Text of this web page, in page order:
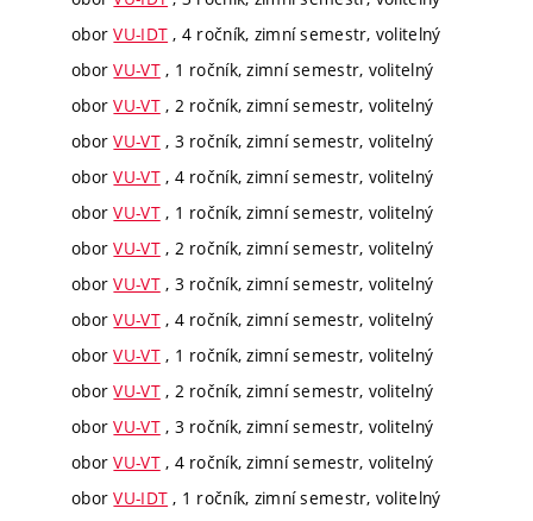
oborVU-IDT , 4 ročník, zimní semestr, volitelný
oborVU-VT, 1 ročník, zimní semestr, volitelný
oborVU-VT, 2 ročník, zimní semestr, volitelný
oborVU-VT, 3 ročník, zimní semestr, volitelný
oborVU-VT, 4 ročník, zimní semestr, volitelný
oborVU-VT, 1 ročník, zimní semestr, volitelný
oborVU-VT, 2 ročník, zimní semestr, volitelný
oborVU-VT, 3 ročník, zimní semestr, volitelný
oborVU-VT, 4 ročník, zimní semestr, volitelný
oborVU-VT, 1 ročník, zimní semestr, volitelný
oborVU-VT, 2 ročník, zimní semestr, volitelný
oborVU-VT, 3 ročník, zimní semestr, volitelný
oborVU-VT, 4 ročník, zimní semestr, volitelný
oborVU-IDT , 1 ročník, zimní semestr, volitelný